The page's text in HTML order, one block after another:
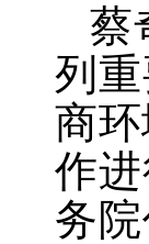
蔡
列
商
作
务